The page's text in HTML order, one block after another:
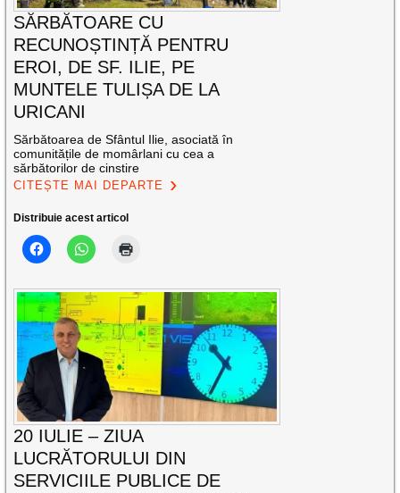
SĂRBĂTOARE CU
RECUNOȘTINȚĂ PENTRU
EROI, DE SF. ILIE, PE
MUNTELE TULIȘA DE LA
URICANI
Sărbătoarea de Sfântul Ilie, asociată în
comunitățile de momârlani cu cea a
sărbătorilor de cinstire
CITEȘTE MAI DEPARTE
Distribuie acest articol
20 IULIE – ZIUA
LUCRĂTORULUI DIN
SERVICIILE PUBLICE DE